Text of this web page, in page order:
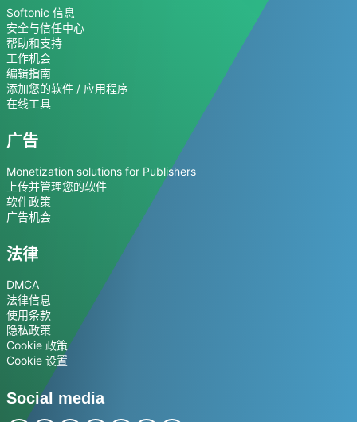
Softonic 信息
安全与信任中心
帮助和支持
工作机会
编辑指南
添加您的软件 / 应用程序
在线工具
广告
Monetization solutions for Publishers
上传并管理您的软件
软件政策
广告机会
法律
DMCA
法律信息
使用条款
隐私政策
Cookie 政策
Cookie 设置
Social media